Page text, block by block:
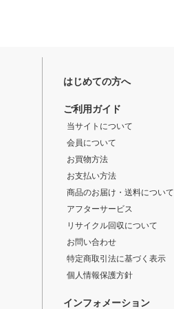
はじめての方へ
ご利用ガイド
当サイトについて
会員について
お買物方法
お支払い方法
商品のお届け・送料について
アフターサービス
リサイクル回収について
お問い合わせ
特定商取引法に基づく表示
個人情報保護方針
インフォメーション